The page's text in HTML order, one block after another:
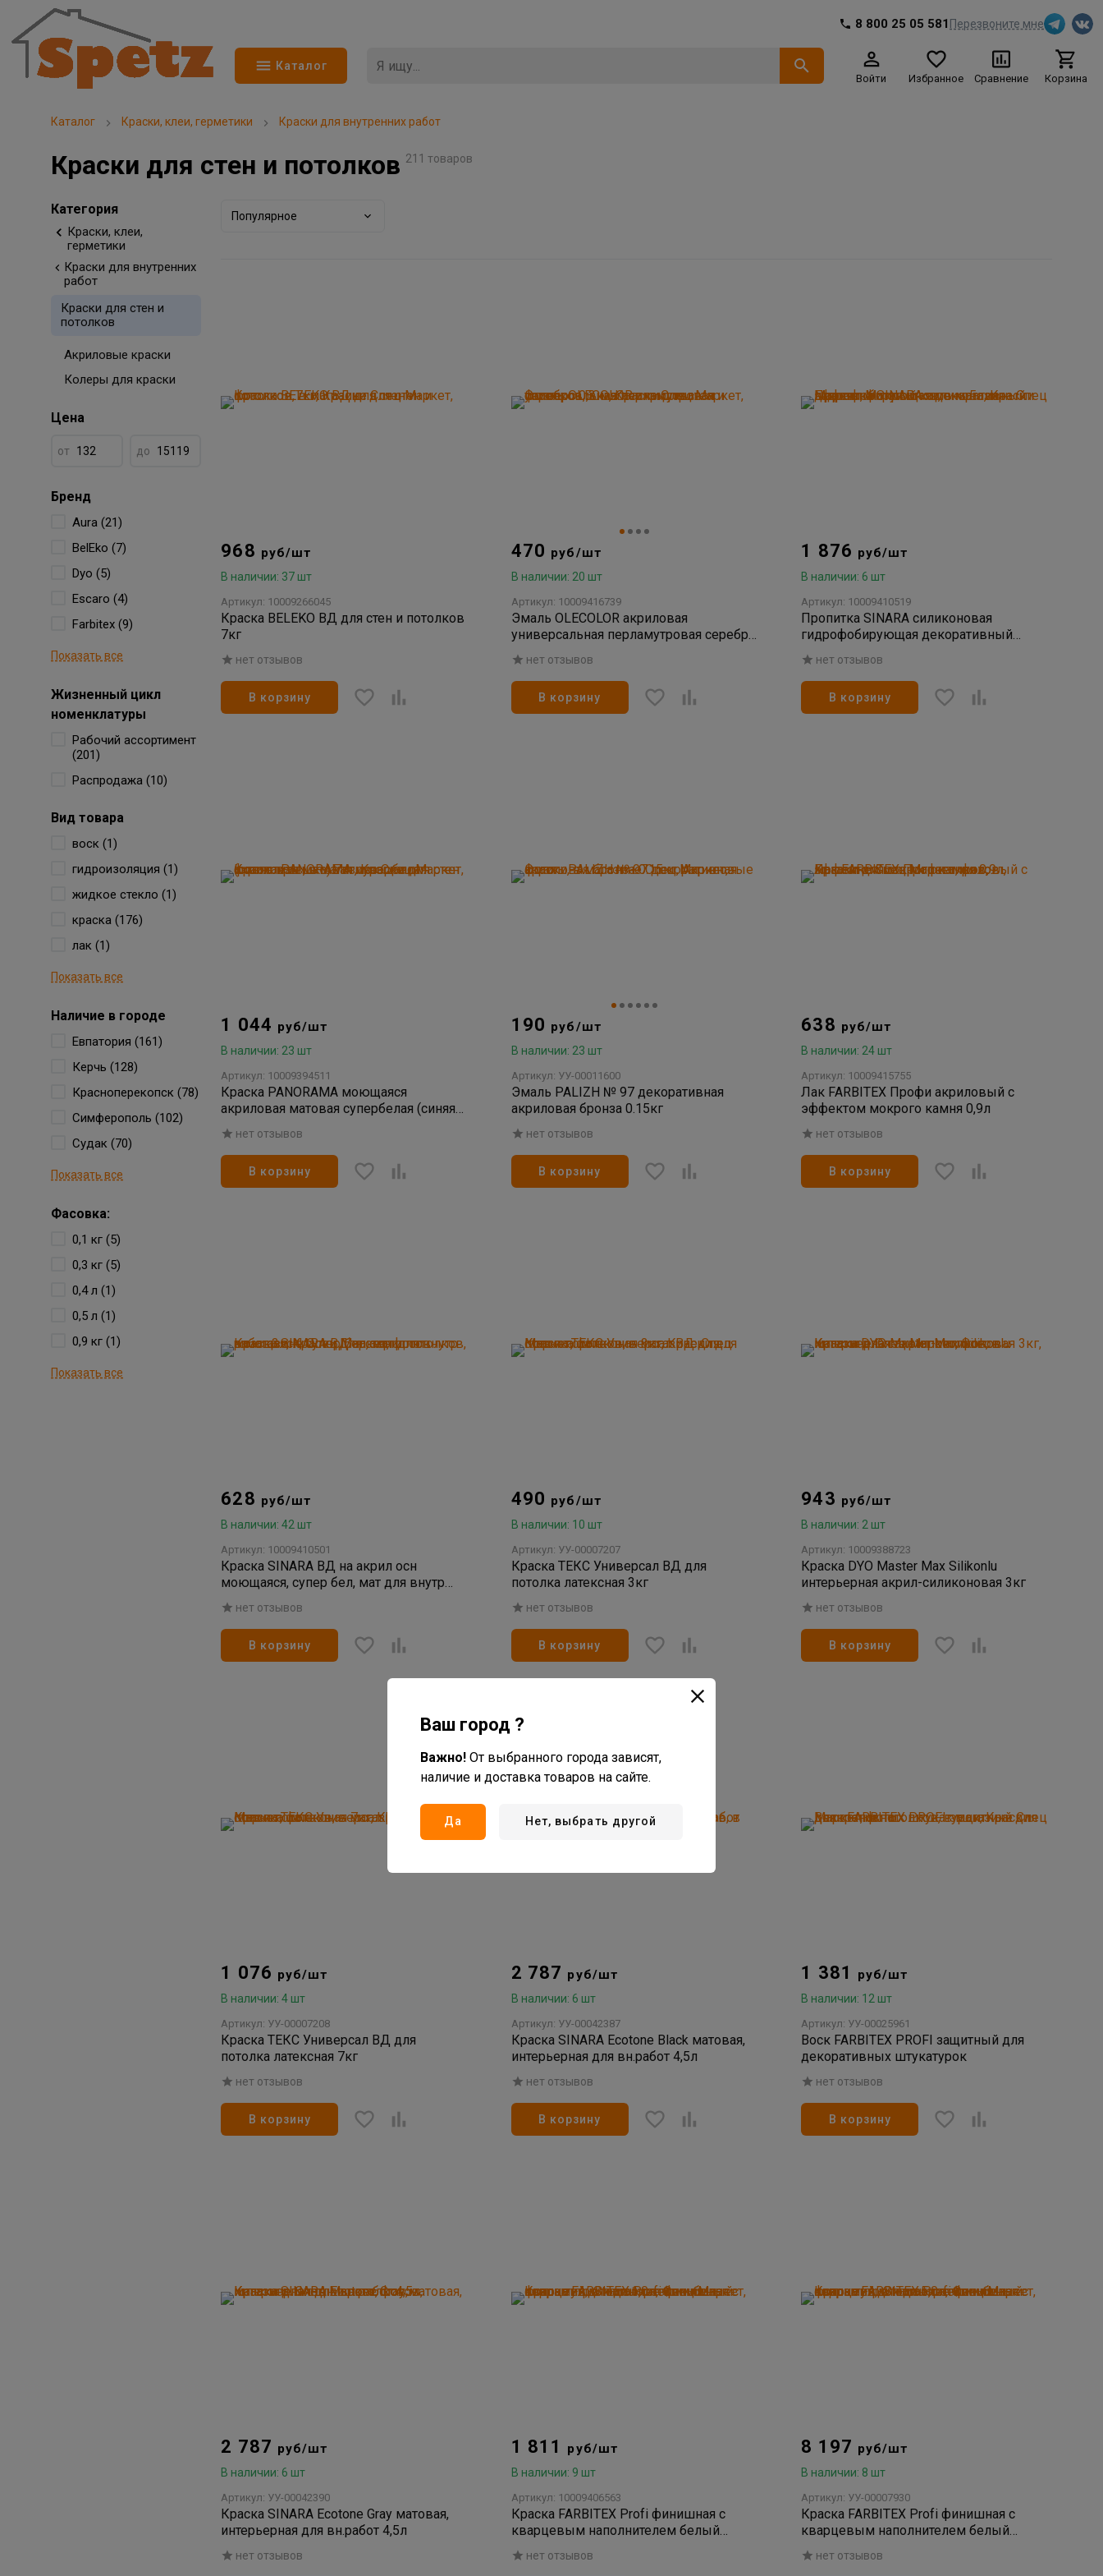
8 800 25 05 581 Перезвоните мне
Каталог
Войти Избранное Сравнение Корзина
Каталог Краски, клеи, герметики Краски для внутренних работ
Краски для стен и потолков 211 товаров
Категория
Краски, клеи,
герметики
Краски для внутренних
работ
Краски для стен и
потолков
Акриловые краски
Колеры для краски
Цена
от до
Бренд
Aura (21)
BelEko (7)
Dyo (5)
Escaro (4)
Farbitex (9)
Показать все
Жизненный цикл
номенклатуры
Рабочий ассортимент
(201)
Распродажа (10)
Вид товара
воск (1)
гидроизоляция (1)
жидкое стекло (1)
краска (176)
лак (1)
Показать все
Наличие в городе
Евпатория (161)
Керчь (128)
Красноперекопск (78)
Симферополь (102)
Судак (70)
Показать все
Фасовка:
0,1 кг (5)
0,3 кг (5)
0,4 л (1)
0,5 л (1)
0,9 кг (1)
Показать все
Популярное
968 руб/шт
В наличии: 37 шт
Артикул: 10009266045
Краска BELEKO ВД для стен и потолков
7кг
нет отзывов
В корзину
470 руб/шт
В наличии: 20 шт
Артикул: 10009416739
Эмаль OLECOLOR акриловая
универсальная перламутровая серебро
0,3кг
нет отзывов
В корзину
1 876 руб/шт
В наличии: 6 шт
Артикул: 10009410519
Пропитка SINARA силиконовая
гидрофобирующая декоративный
эффект Мокрый камень 5л
нет отзывов
В корзину
1 044 руб/шт
В наличии: 23 шт
Артикул: 10009394511
Краска PANORAMA моющаяся
акриловая матовая cупербелая (синяя
крышка) 7кг
нет отзывов
В корзину
190 руб/шт
В наличии: 23 шт
Артикул: УУ-00011600
Эмаль PALIZH № 97 декоративная
акриловая бронза 0.15кг
нет отзывов
В корзину
638 руб/шт
В наличии: 24 шт
Артикул: 10009415755
Лак FARBITEX Профи акриловый с
эффектом мокрого камня 0,9л
нет отзывов
В корзину
628 руб/шт
В наличии: 42 шт
Артикул: 10009410501
Краска SINARA ВД на акрил осн
моющаяся, супер бел, мат для внутр
работ 3л
нет отзывов
В корзину
490 руб/шт
В наличии: 10 шт
Артикул: УУ-00007207
Краска ТЕКС Универсал ВД для
потолка латексная 3кг
нет отзывов
В корзину
943 руб/шт
В наличии: 2 шт
Артикул: 10009388723
Краска DYO Master Max Silikonlu
интерьерная акрил-силиконовая 3кг
нет отзывов
В корзину
1 076 руб/шт
В наличии: 4 шт
Артикул: УУ-00007208
Краска ТЕКС Универсал ВД для
потолка латексная 7кг
нет отзывов
В корзину
2 787 руб/шт
В наличии: 6 шт
Артикул: УУ-00042387
Краска SINARA Ecotone Black матовая,
интерьерная для вн.работ 4,5л
нет отзывов
В корзину
1 381 руб/шт
В наличии: 12 шт
Артикул: УУ-00025961
Воск FARBITEX PROFI защитный для
декоративных штукатурок
нет отзывов
В корзину
2 787 руб/шт
В наличии: 6 шт
Артикул: УУ-00042390
Краска SINARA Ecotone Gray матовая,
интерьерная для вн.работ 4,5л
нет отзывов
1 811 руб/шт
В наличии: 9 шт
Артикул: 10009406563
Краска FARBITEX Profi финишная с
кварцевым наполнителем белый
перламутр Storm 1,0л
нет отзывов
8 197 руб/шт
В наличии: 8 шт
Артикул: УУ-00007930
Краска FARBITEX Profi финишная с
кварцевым наполнителем белый
перламутр Storm 5,0л
нет отзывов
Ваш город ?
Важно! От выбранного города зависят,
наличие и доставка товаров на сайте.
Да Нет, выбрать другой